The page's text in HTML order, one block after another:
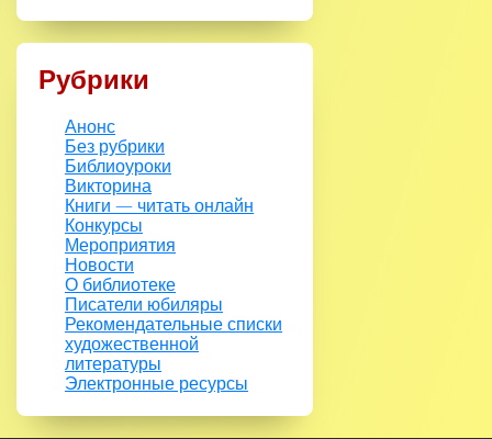
Рубрики
Анонс
Без рубрики
Библиоуроки
Викторина
Книги — читать онлайн
Конкурсы
Мероприятия
Новости
О библиотеке
Писатели юбиляры
Рекомендательные списки
художественной
литературы
Электронные ресурсы